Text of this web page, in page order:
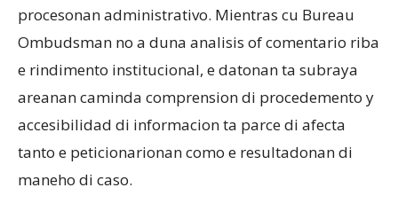
procesonan administrativo. Mientras cu Bureau
Ombudsman no a duna analisis of comentario riba
e rindimento institucional, e datonan ta subraya
areanan caminda comprension di procedemento y
accesibilidad di informacion ta parce di afecta
tanto e peticionarionan como e resultadonan di
maneho di caso.